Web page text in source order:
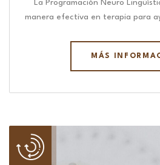
La Programación Neuro
manera efectiva en terapia para
MÁS